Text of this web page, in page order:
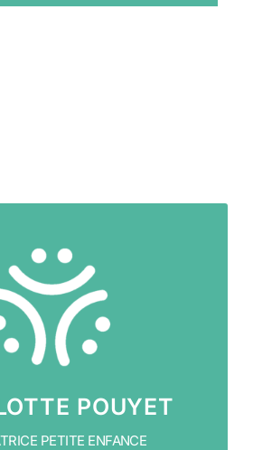
POUYET
PETITE ENFANCE